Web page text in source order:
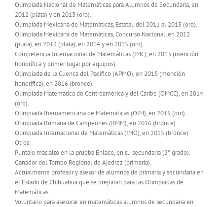
Olimpiada Nacional de Matemáticas para Alumnos de Secundaria, en
2012 (plata) y en 2013 (oro).
Olimpiada Mexicana de Matemáticas, Estatal, del 2011 al 2015 (oro).
Olimpiada Mexicana de Matemáticas, Concurso Nacional, en 2012
(plata), en 2013 (plata), en 2014 y en 2015 (oro).
Competencia Internacional de Matemáticas (IMC), en 2013 (mención
honorífica y primer lugar por equipos).
Olimpiada de la Cuenca del Pacífico (APMO), en 2015 (mención
honorífica), en 2016 (bronce).
Olimpiada Matemática de Centroamérica y del Caribe (OMCC), en 2014
(oro).
Olimpiada Iberoamericana de Matemáticas (OIM), en 2015 (oro).
Olimpiada Rumana de Campeones (RMM), en 2016 (bronce).
Olimpiada Internacional de Matemáticas (IMO), en 2015 (bronce).
Otros:
Puntaje más alto en la prueba Enlace, en su secundaria (2º grado).
Ganador del Torneo Regional de Ajedrez (primaria).
Actualmente profesor y asesor de alumnos de primaria y secundaria en
el Estado de Chihuahua que se preparan para las Olimpiadas de
Matemáticas.
Voluntario para asesorar en matemáticas alumnos de secundaria en